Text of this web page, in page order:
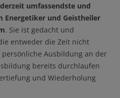
umfassendste und
Energetiker und Geistheiler
. Sie ist gedacht und
entweder die Zeit nicht
Ausbildung an der
bereits durchlaufen
und Wiederholung